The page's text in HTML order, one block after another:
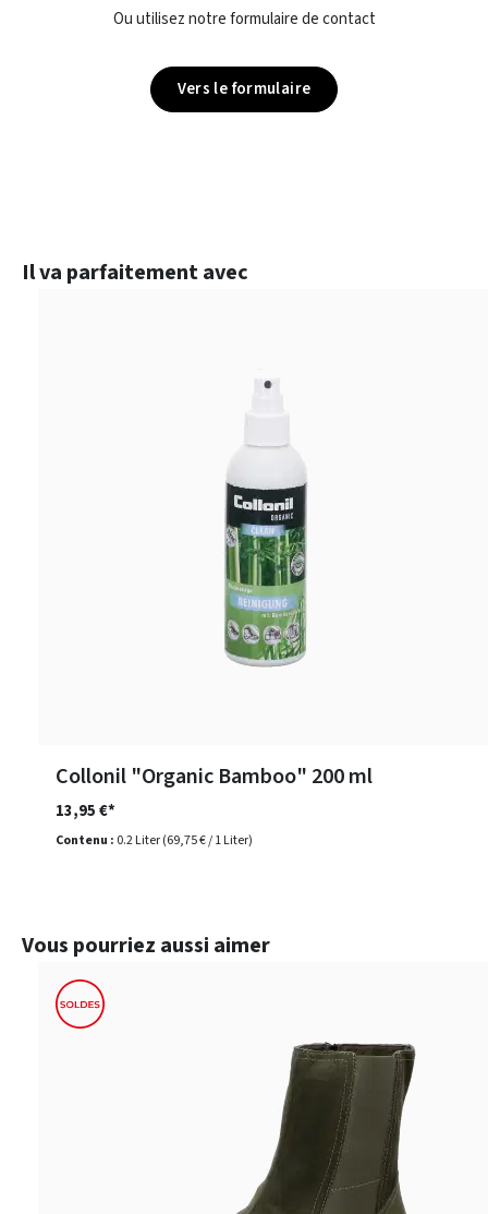
Ou utilisez notre formulaire de contact
Vers le formulaire
Ignorer la galerie de produits
Il va parfaitement avec
Collonil "Organic Bamboo" 200 ml
Contenu : 0.2 Liter(69,75 € / 1 Liter)
13,95 €*
Ignorer la galerie de produits
Vous pourriez aussi aimer